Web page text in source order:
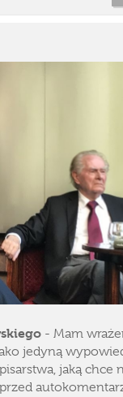
- Mam
jedyną
jaką chce